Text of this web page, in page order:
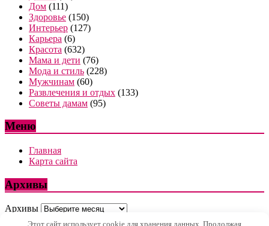
Дом (111)
Здоровье (150)
Интерьер (127)
Карьера (6)
Красота (632)
Мама и дети (76)
Мода и стиль (228)
Мужчинам (60)
Развлечения и отдых (133)
Советы дамам (95)
Меню
Главная
Карта сайта
Архивы
Архивы
Этот сайт использует cookie для хранения данных. Продолжая